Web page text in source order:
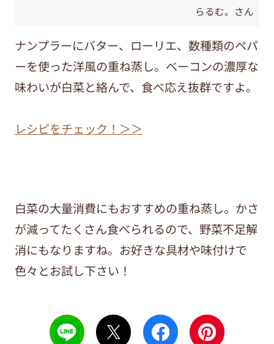
らるむ。さん
ナンプラーにバター、ローリエ、数種類のペパ
ーを使った洋風の重ね蒸し。ベーコンの濃厚な
味わいが白菜と絡んで、食べ応え抜群ですよ。
レシピをチェック！＞＞
白菜の大量消費にもおすすめの重ね蒸し。かさ
が減ってたくさん食べられるので、野菜不足解
消にもなりますね。お好きな具材や味付けで
色々とお試し下さい！